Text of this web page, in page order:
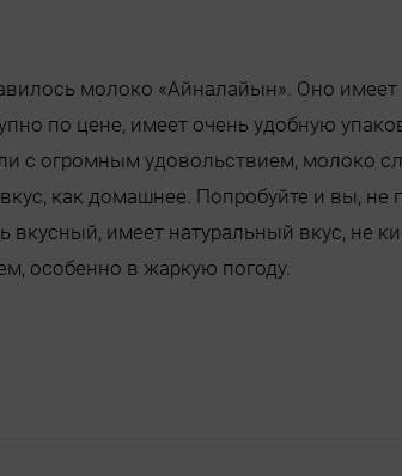
молоко «Айналайын». Оно имеет
по цене, имеет очень удобную
с огромным удовольствием, молоко
как домашнее. Попробуйте и вы, не
вкусный, имеет натуральный вкус, не
особенно в жаркую погоду.